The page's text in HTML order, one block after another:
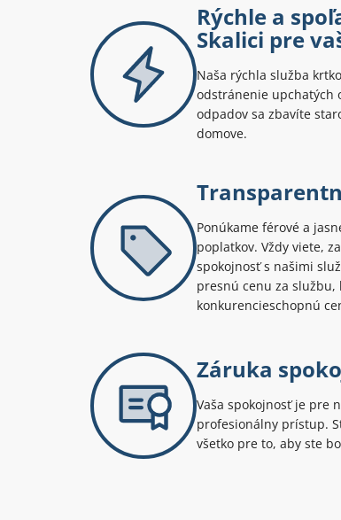
Rýchle a
Skalici pre
Naša rýchla služba
odstránenie upchatých
odpadov sa zbavíte
domove.
Ponúkame férové a
poplatkov. Vždy viete,
spokojnosť s našimi
presnú cenu za službu,
konkurencieschopnú
Záruka
Vaša spokojnosť je pre
profesionálny prístup.
všetko pre to, aby ste